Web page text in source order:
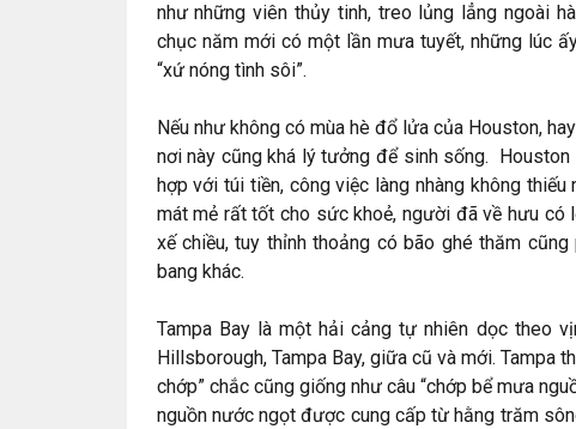
như những viên thủy tinh, treo lủng lẳng ngoài
chục năm mới có một lần mưa tuyết, những lúc
“xứ nóng tình sôi”.
Nếu như không có mùa hè đổ lửa của Houston,
nơi này cũng khá lý tưởng để sinh sống.
hợp với túi tiền, công việc làng nhàng không
mát mẻ rất tốt cho sức khoẻ, người đã về hưu
xế chiều, tuy thỉnh thoảng có bão ghé thăm
bang khác.
Tampa Bay là một hải cảng tự nhiên dọc theo
Hillsborough, Tampa Bay, giữa cũ và mới. Tampa
chớp” chắc cũng giống như câu “chớp bể mưa
nguồn nước ngọt được cung cấp từ hằng trăm